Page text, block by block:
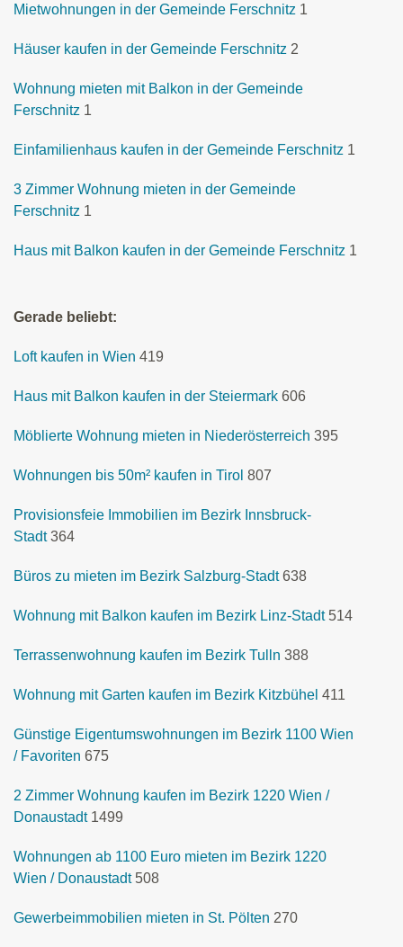
Mietwohnungen in der Gemeinde Ferschnitz 1
Häuser kaufen in der Gemeinde Ferschnitz 2
Wohnung mieten mit Balkon in der Gemeinde
Ferschnitz 1
Einfamilienhaus kaufen in der Gemeinde Ferschnitz 1
3 Zimmer Wohnung mieten in der Gemeinde
Ferschnitz 1
Haus mit Balkon kaufen in der Gemeinde Ferschnitz 1
Gerade beliebt:
Loft kaufen in Wien 419
Haus mit Balkon kaufen in der Steiermark 606
Möblierte Wohnung mieten in Niederösterreich 395
Wohnungen bis 50m² kaufen in Tirol 807
Provisionsfeie Immobilien im Bezirk Innsbruck-
Stadt 364
Büros zu mieten im Bezirk Salzburg-Stadt 638
Wohnung mit Balkon kaufen im Bezirk Linz-Stadt 514
Terrassenwohnung kaufen im Bezirk Tulln 388
Wohnung mit Garten kaufen im Bezirk Kitzbühel 411
Günstige Eigentumswohnungen im Bezirk 1100 Wien
/ Favoriten 675
2 Zimmer Wohnung kaufen im Bezirk 1220 Wien /
Donaustadt 1499
Wohnungen ab 1100 Euro mieten im Bezirk 1220
Wien / Donaustadt 508
Gewerbeimmobilien mieten in St. Pölten 270